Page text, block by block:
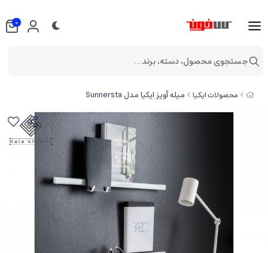
محصولات ایکیا میله آویز ایکیا مدل Sunnersta
0
جستجوی محصول، دسته، برند...